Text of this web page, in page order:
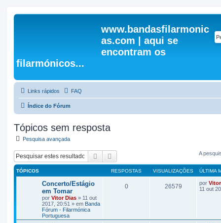
www.bandasfilarmonic
as.com | aqui se
encontram os
filarmónicos...
Links rápidos FAQ
Índice do Fórum
Tópicos sem resposta
Pesquisa avançada
Pesquisar A
TÓPICOS RESPOSTAS VISUALIZAÇÕES ÚLTIMA
Concerto/Estágio
em Tomar
por Vitor Dias » 11 out
2017, 20:51 » em Banda
Fórum - Filarmónica
Portuguesa
0 26579 por
11 out